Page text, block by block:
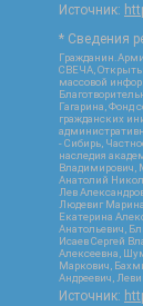
Источник:
* Сведения
СВЕЧА,
массовой
Гагарина, Фонд
гражданских
- Сибирь,
наследия
Владимирович,
Анатолий
Лев
Людевиг Марина
Екатерина
Анатольевич,
Исаев Сергей
Алексеевна,
Маркович,
Андреевич,
Источник: